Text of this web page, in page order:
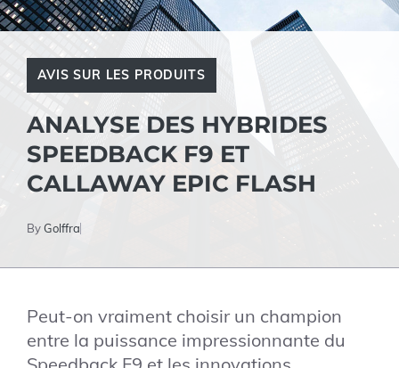
AVIS SUR LES PRODUITS
ANALYSE DES HYBRIDES
SPEEDBACK F9 ET
CALLAWAY EPIC FLASH
ByGolffra
Peut-on vraiment choisir un champion
entre la puissance impressionnante du